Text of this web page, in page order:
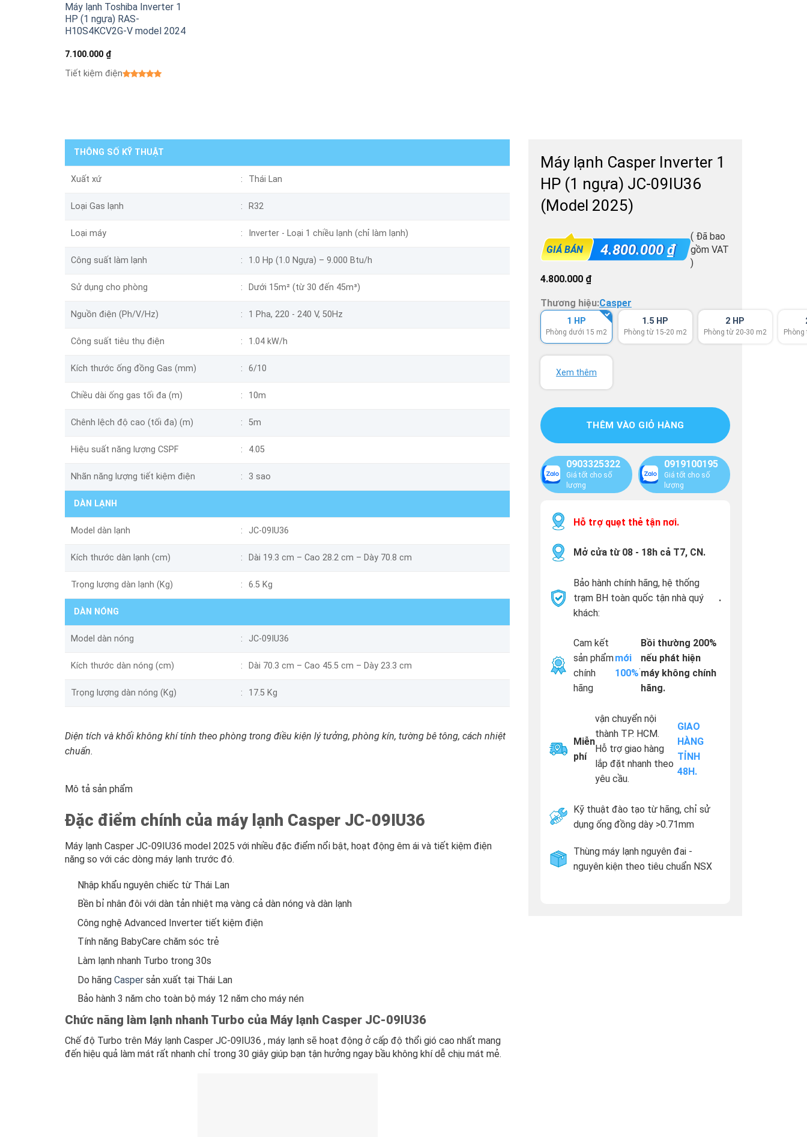
Máy lạnh Toshiba Inverter 1
HP (1 ngựa) RAS-
H10S4KCV2G-V model 2024
7.100.000 ₫
Tiết kiệm điện
THÔNG SỐ KỸ THUẬT
Xuất xứ Thái Lan
Loại Gas lạnh R32
Loại máy Inverter - Loại 1 chiều lạnh (chỉ làm lạnh)
Công suất làm lạnh 1.0 Hp (1.0 Ngựa) – 9.000 Btu/h
Sử dụng cho phòng Dưới 15m² (từ 30 đến 45m³)
Nguồn điện (Ph/V/Hz) 1 Pha, 220 - 240 V, 50Hz
Công suất tiêu thụ điện 1.04 kW/h
Kích thước ống đồng Gas (mm) 6/10
Chiều dài ống gas tối đa (m) 10m
Chênh lệch độ cao (tối đa) (m) 5m
Hiệu suất năng lượng CSPF 4.05
Nhãn năng lượng tiết kiệm điện 3 sao
DÀN LẠNH
Model dàn lạnh JC-09IU36
Kích thước dàn lạnh (cm) Dài 19.3 cm – Cao 28.2 cm – Dày 70.8 cm
Trọng lượng dàn lạnh (Kg) 6.5 Kg
DÀN NÓNG
Model dàn nóng JC-09IU36
Kích thước dàn nóng (cm) Dài 70.3 cm – Cao 45.5 cm – Dày 23.3 cm
Trọng lượng dàn nóng (Kg) 17.5 Kg
Diện tích và khối không khí tính theo phòng trong điều kiện lý tưởng, phòng kín, tường bê tông, cách nhiệt
chuẩn.
Mô tả sản phẩm
Đặc điểm chính của máy lạnh Casper JC-09IU36
Máy lạnh Casper JC-09IU36 model 2025 với nhiều đặc điểm nổi bật, hoạt động êm ái và tiết kiệm điện
năng so với các dòng máy lạnh trước đó.
Nhập khẩu nguyên chiếc từ Thái Lan
Bền bỉ nhân đôi với dàn tản nhiệt mạ vàng cả dàn nóng và dàn lạnh
Công nghệ Advanced Inverter tiết kiệm điện
Tính năng BabyCare chăm sóc trẻ
Làm lạnh nhanh Turbo trong 30s
Do hãng Caspersản xuất tại Thái Lan
Bảo hành 3 năm cho toàn bộ máy 12 năm cho máy nén
Chức năng làm lạnh nhanh Turbo của Máy lạnh Casper JC-09IU36
Chế độ Turbo trên Máy lạnh Casper JC-09IU36 , máy lạnh sẽ hoạt động ở cấp độ thổi gió cao nhất mang
đến hiệu quả làm mát rất nhanh chỉ trong 30 giây giúp bạn tận hưởng ngay bầu không khí dễ chịu mát mẻ.
Máy lạnh Casper Inverter 1
HP (1 ngựa) JC-09IU36
(Model 2025)
GIÁ BÁN 4.800.000₫
( Đã bao
gồm VAT
)
4.800.000 ₫
Thương hiệu:Casper
1 HP
Phòng dưới 15 m2
1.5 HP
Phòng từ 15-20 m2
2 HP
Phòng từ 20-30 m2
Xem thêm
THÊM VÀO GIỎ HÀNG
0903325322
Giá tốt cho số
lượng
0919100195
Giá tốt cho số
lượng
Hỗ trợ quẹt thẻ tận nơi.
Mở cửa từ 08 - 18h cả T7, CN.
Bảo hành chính hãng, hệ thống
trạm BH toàn quốc tận nhà quý
khách:
.
Cam kết
sản phẩm
chính
hãng
mới
100%
.
Bồi thường 200%
nếu phát hiện
máy không chính
hãng.
Miễn
phí
vận chuyển nội
thành TP. HCM.
Hỗ trợ giao hàng
lắp đặt nhanh theo
yêu cầu.
GIAO
HÀNG
TỈNH
48H.
Kỹ thuật đào tạo từ hãng, chỉ sử
dụng ống đồng dày >0.71mm
Thùng máy lạnh nguyên đai -
nguyên kiện theo tiêu chuẩn NSX